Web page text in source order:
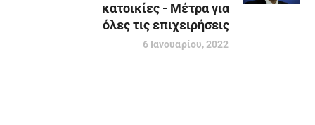
κατοικίες - Μέτρα για
όλες τις επιχειρήσεις
6 Ιανουαρίου, 2022